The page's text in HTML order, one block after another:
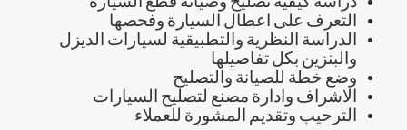
التعرف على اعطال السيارة وفحصها
الدراسة النظرية والتطبيقية لسيارات الديزل
والبنزين بكل تفاصيلها
وضع خطة للصيانة والتصليح
الاشراف وادارة مصنع لتصليح السيارات
الترحيب وتقديم المشورة للعملاء